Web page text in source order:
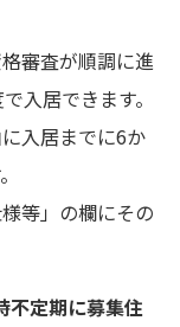
審査が順調に進
入居できます。
入居までに6か
等」の欄にその
不定期に募集住